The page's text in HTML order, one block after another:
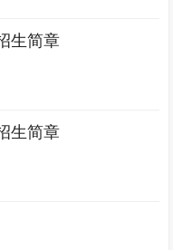
生简章
生简章